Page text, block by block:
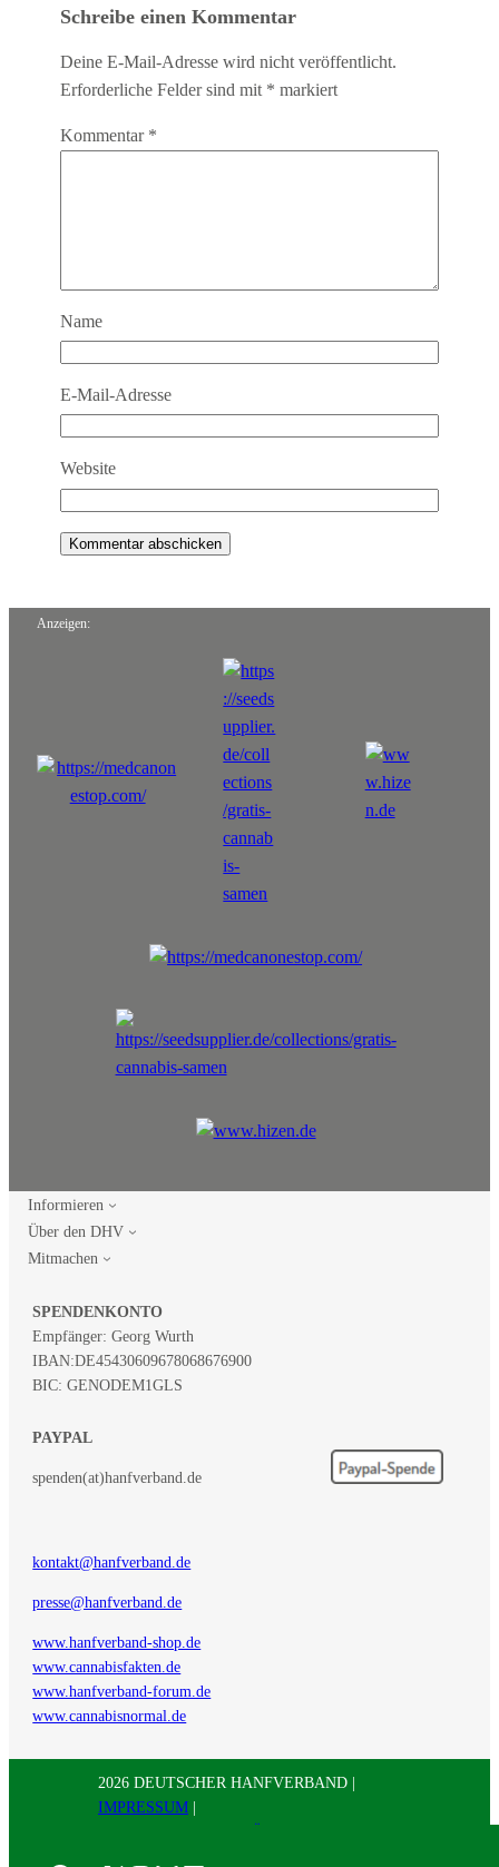
Schreibe einen Kommentar
Deine E-Mail-Adresse wird nicht veröffentlicht.
Erforderliche Felder sind mit * markiert
Kommentar *
Name
E-Mail-Adresse
Website
Anzeigen:
Informieren
Über den DHV
Mitmachen
SPENDENKONTO
Empfänger: Georg Wurth
IBAN:DE45430609678068676900
BIC: GENODEM1GLS
PAYPAL
spenden(at)hanfverband.de
kontakt@hanfverband.de
presse@hanfverband.de
www.hanfverband-shop.de
www.cannabisfakten.de
www.hanfverband-forum.de
www.cannabisnormal.de
2026 DEUTSCHER HANFVERBAND |
IMPRESSUM |